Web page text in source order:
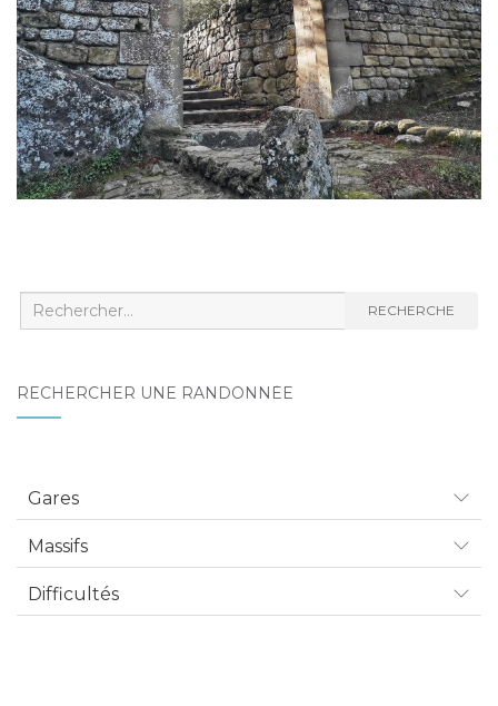
Recherche
RECHERCHE
RECHERCHER UNE RANDONNÉE
Gares
Massifs
Difficultés